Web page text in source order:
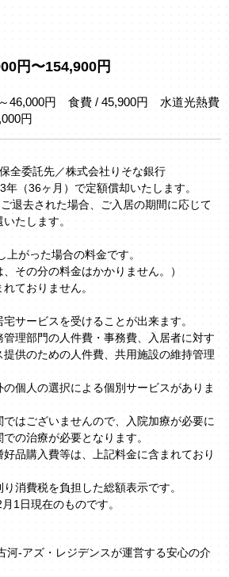
円〜154,900円
46,000円 食費 / 45,900円 水道光熱費
円
委託先／株式会社りそな銀行
年（36ヶ月）で定額償却いたします。
退去された場合、ご入居の期間に応じて
たします。
上がった場合の料金です。
、その分の料金はかかりません。）
ておりません。
サービスを受けることが出来ます。
理部門の人件費・事務費、入居者に対す
供のための人件費、共用施設の維持管理
個人の選択による個別サービスがありま
はございませんので、入院加療が必要に
の治療が必要となります。
品購入費等は、上記料金に含まれており
消費税を負担した総額表示です。
1日現在のものです。
河-アズ・レジデンスが運営する安心の介